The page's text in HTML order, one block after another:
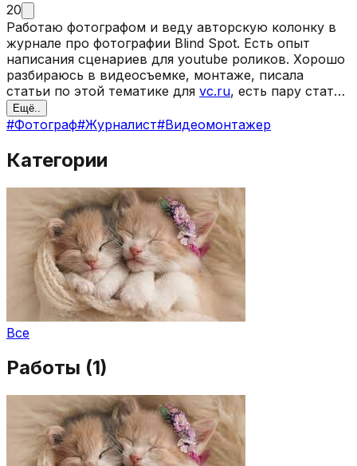
20
Работаю фотографом и веду авторскую колонку в
журнале про фотографии Blind Spot. Есть опыт
написания сценариев для youtube роликов. Хорошо
разбираюсь в видеосъемке, монтаже, писала
статьи по этой тематике для vc.ru, есть пару статей
на хабре и других площадках.
Ещё..
#Фотограф#Журналист#Видеомонтажер
Категории
Все
Работы (1)